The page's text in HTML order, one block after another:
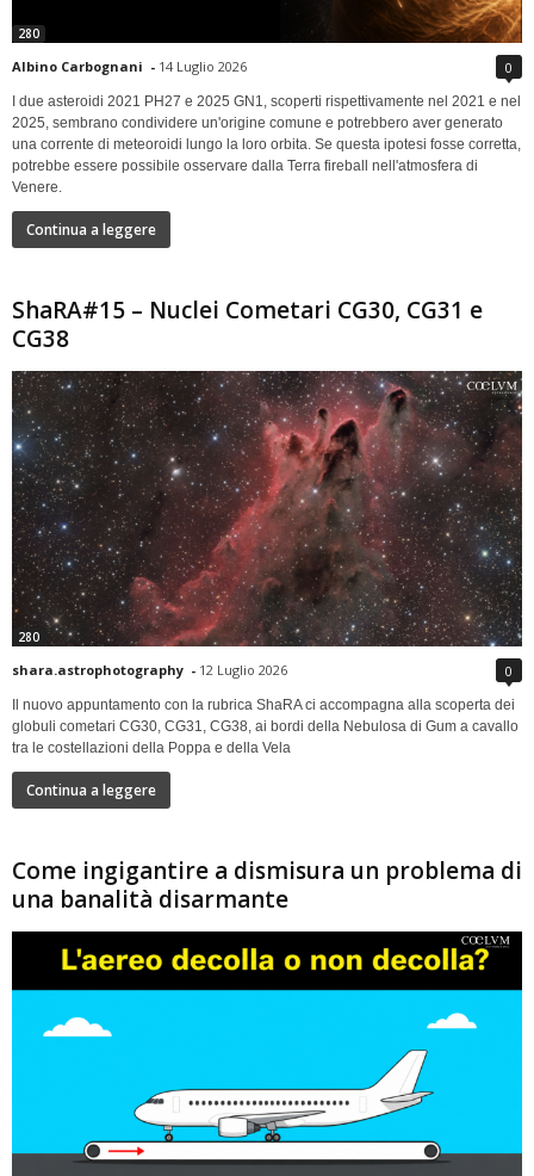
280
Albino Carbognani - 14 Luglio 2026 0
I due asteroidi 2021 PH27 e 2025 GN1, scoperti rispettivamente nel 2021 e nel
2025, sembrano condividere un'origine comune e potrebbero aver generato
una corrente di meteoroidi lungo la loro orbita. Se questa ipotesi fosse corretta,
potrebbe essere possibile osservare dalla Terra fireball nell'atmosfera di
Venere.
Continua a leggere
ShaRA#15 – Nuclei Cometari CG30, CG31 e
CG38
280
shara.astrophotography - 12 Luglio 2026 0
Il nuovo appuntamento con la rubrica ShaRA ci accompagna alla scoperta dei
globuli cometari CG30, CG31, CG38, ai bordi della Nebulosa di Gum a cavallo
tra le costellazioni della Poppa e della Vela
Continua a leggere
Come ingigantire a dismisura un problema di
una banalità disarmante